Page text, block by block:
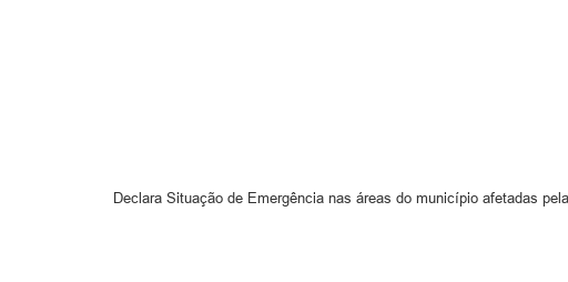
Declara Situação de Emergência nas áreas do município afetadas